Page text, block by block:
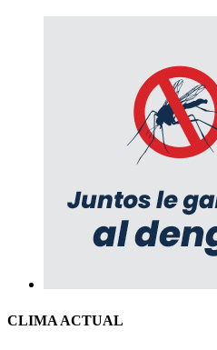
CLIMA ACTUAL